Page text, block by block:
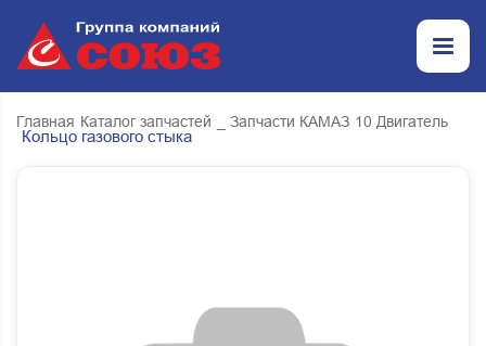
Главная Каталог запчастей _ Запчасти КАМАЗ 10 Двигатель
Кольцо газового стыка